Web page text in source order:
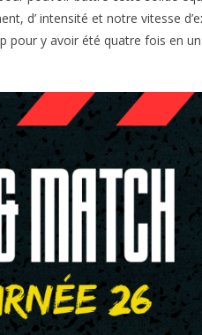
d’ intensité et notre vitesse
pour y avoir été quatre fois en